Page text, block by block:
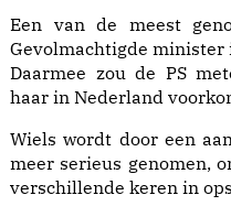
Een van de meest
Gevolmachtigde minister
Daarmee zou de PS
haar in Nederland
Wiels wordt door een
meer serieus genomen,
verschillende keren in